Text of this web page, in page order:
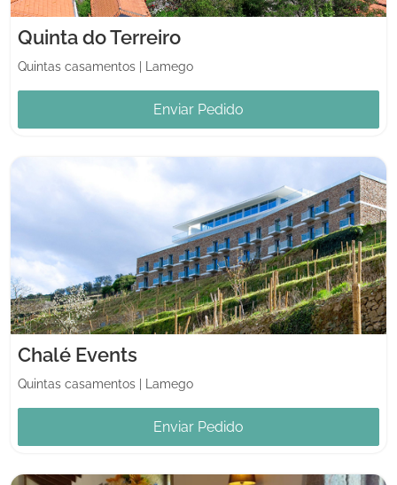
Quinta do Terreiro
Quintas casamentos Lamego
Enviar Pedido
Chalé Events
Quintas casamentos Lamego
Enviar Pedido